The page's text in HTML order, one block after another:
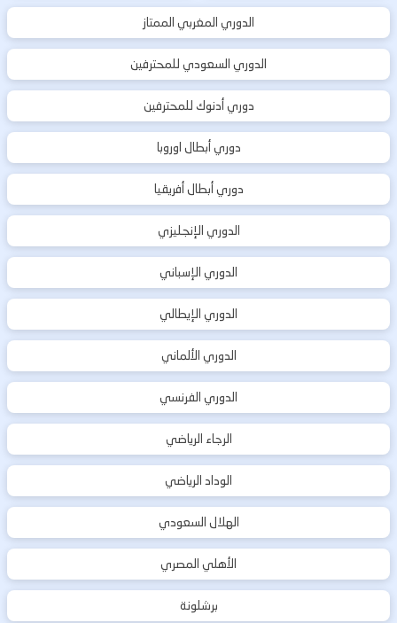
الدوري المغربي الممتاز
الدوري السعودي للمحترفين
دوري أدنوك للمحترفين
دوري أبطال اوروبا
دوري أبطال أفريقيا
الدوري الإنجليزي
الدوري الإسباني
الدوري الإيطالي
الدوري الألماني
الدوري الفرنسي
الرجاء الرياضي
الوداد الرياضي
الهلال السعودي
الأهلي المصري
برشلونة